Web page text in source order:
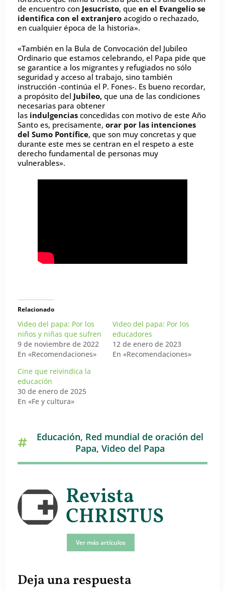
de encuentro con Jesucristo, que en el Evangelio se
identifica con el extranjero acogido o rechazado,
en cualquier época de la historia».
«También en la Bula de Convocación del Jubileo
Ordinario que estamos celebrando, el Papa pide que
se garantice a los migrantes y refugiados no sólo
seguridad y acceso al trabajo, sino también
instrucción -continúa el P. Fones-. Es bueno recordar,
a propósito del Jubileo, que una de las condiciones
necesarias para obtener
las indulgencias concedidas con motivo de este Año
Santo es, precisamente, orar por las intenciones
del Sumo Pontífice, que son muy concretas y que
durante este mes se centran en el respeto a este
derecho fundamental de personas muy
vulnerables».
Relacionado
Video del papa: Por los
niños y niñas que sufren
9 de noviembre de 2022
En «Recomendaciones»
Video del papa: Por los
educadores
12 de enero de 2023
En «Recomendaciones»
Cine que reivindica la
educación
30 de enero de 2025
En «Fe y cultura»
Educación, Red mundial de oración del
Papa, Video del Papa
Revista
CHRISTUS
Ver más artículos
Deja una respuesta